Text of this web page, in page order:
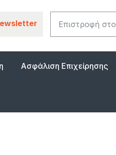
Επιστροφή στο
Ασφάλιση Επιχείρησης